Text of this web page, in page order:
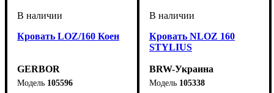
Кровать LOZ/160 Коен
GERBOR
105596
Кровать NLOZ 160
STYLIUS
BRW-Украина
105338